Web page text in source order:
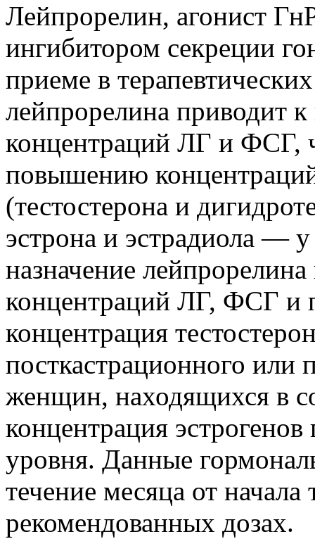
Лейпрорелин, агонист
ингибитором секреции
приеме в
лейпрорелина приводит
концентраций ЛГ и ФСГ,
повышению
(тестостерона и
эстрона и эстрадиола —
назначение
концентраций ЛГ, ФСГ и
концентрация
посткастрационного или
женщин, находящихся в
концентрация
уровня. Данные
течение месяца от
рекомендованных дозах.